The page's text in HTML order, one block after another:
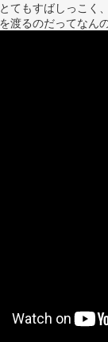
てもすばしっこく
渡るのだってなんの